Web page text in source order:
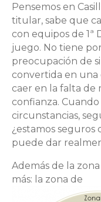
Pensemos en
titular, sabe que
con equipos de 1ª
juego. No tiene
preocupación de
convertida en
caer en la falta de
confianza.
circunstancias,
¿estamos
puede dar
Además de la
más: la zona de